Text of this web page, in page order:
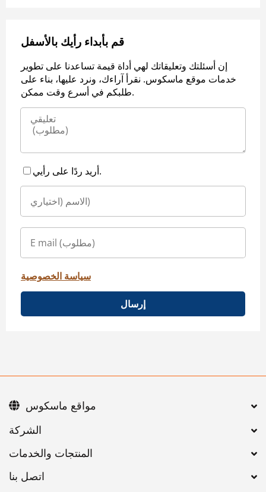
قم بأبداء رأيك بالأسفل
إن أسئلتك وتعليقاتك لهي أداة قيمة تساعدنا على تطوير
خدمات موقع ماسكوس. نقرأ آراءك، ونرد عليها، بناء على
طلبكم في أسرع وقت ممكن.
أريد ردًا على رأيي.
سياسة الخصوصية
إرسال
اتصل بنا
مواقع ماسكوس